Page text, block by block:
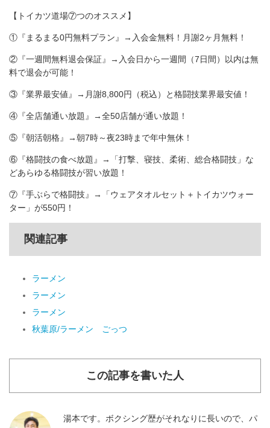
【トイカツ道場⑦つのオススメ】
①『まるまる0円無料プラン』→入会金無料！月謝2ヶ月無料！
②『一週間無料退会保証』→入会日から一週間（7日間）以内は無
料で退会が可能！
③『業界最安値』→月謝8,800円（税込）と格闘技業界最安値！
④『全店舗通い放題』→全50店舗が通い放題！
⑤『朝活朝格』→朝7時～夜23時まで年中無休！
⑥『格闘技の食べ放題』→「打撃、寝技、柔術、総合格闘技」な
どあらゆる格闘技が習い放題！
⑦『手ぶらで格闘技』→「ウェアタオルセット＋トイカツウォー
ター」が550円！
関連記事
ラーメン
ラーメン
ラーメン
秋葉原/ラーメン ごっつ
この記事を書いた人
湯本です。ボクシング歴がそれなりに長いので、パ